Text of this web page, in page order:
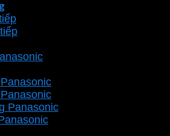
Panasonic